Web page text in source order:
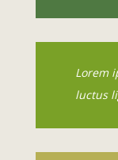
Lorem
luctus